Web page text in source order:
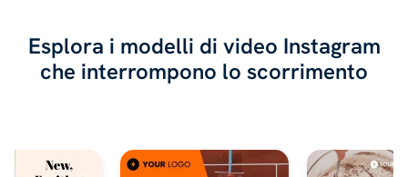
Esplora i modelli di video Instagram
che interrompono lo scorrimento